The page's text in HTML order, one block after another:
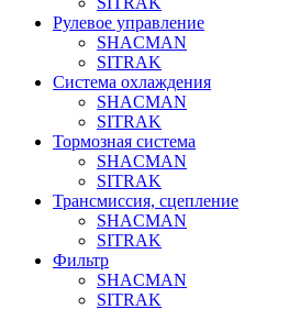
Рулевое управление
SHACMAN
SITRAK
Система охлаждения
SHACMAN
SITRAK
Тормозная система
SHACMAN
SITRAK
Трансмиссия, сцепление
SHACMAN
SITRAK
Фильтр
SHACMAN
SITRAK